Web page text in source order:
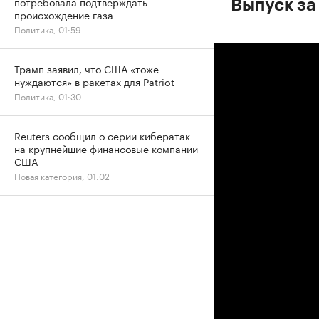
Выпуск
происхождение газа
Политика, 01:59
Трамп заявил, что США «тоже
нуждаются» в ракетах для Patriot
Политика, 01:30
Reuters сообщил о серии кибератак
на крупнейшие финансовые компании
США
Новая категория, 01:02